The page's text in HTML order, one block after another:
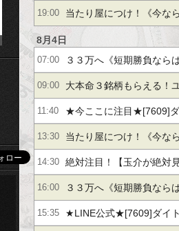
オ
ン
ラ
イ
ン
カ
ジ
ノ
etc-
ＪＳＨ【＋４１％】
３％】三井松島【＋７６
【２．２倍】他
19:00 当たり屋につけ！《今な
レポートがもらえる》古
５％】イワキ【２．２倍
8月4日
07:00 ３３万へ《短期勝負なら
屋【＋１９％】サンリオ
UFJ【＋６３％】
09:00 大本命３銘柄もらえる！
３％】三井松島【＋７６
【２．２倍】他
11:40 ★今ここに注目★[7609]
計電算[6134]FUJI[3778]
13:30 当たり屋につけ！《今な
レポートがもらえる》古
５％】イワキ【２．２倍
14:30 絶対注目！【玉介が絶対
野電気【２桁上昇】サン
ＪＳＨ【＋４１％】
16:00 ３３万へ《短期勝負なら
屋【＋１９％】サンリオ
15:35 ★LINE公式★[7609]ダイ